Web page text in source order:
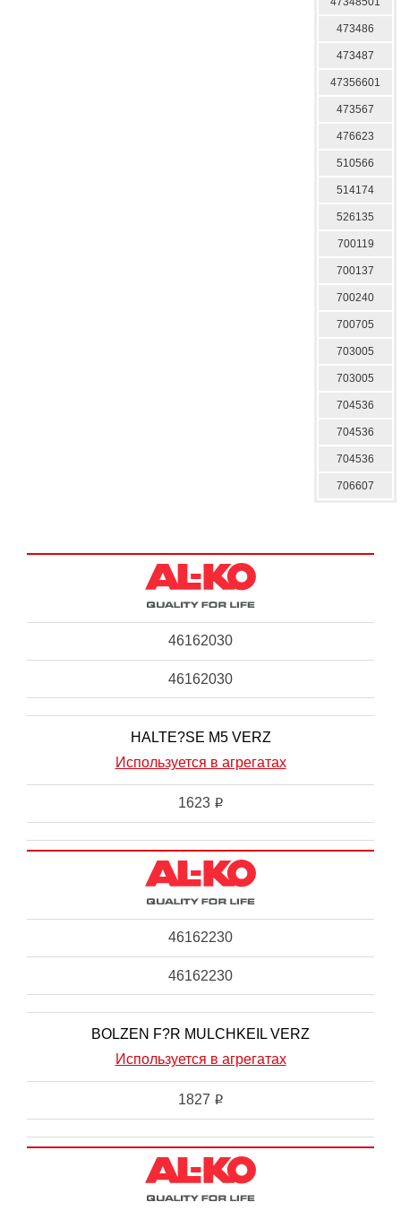
473486
473487
47356601
473567
476623
510566
514174
526135
700119
700137
700240
700705
703005
703005
704536
704536
704536
706607
46162030
46162030
HALTE?SE M5 VERZ
Используется в агрегатах
1623 i
46162230
46162230
BOLZEN F?R MULCHKEIL VERZ
Используется в агрегатах
1827 i